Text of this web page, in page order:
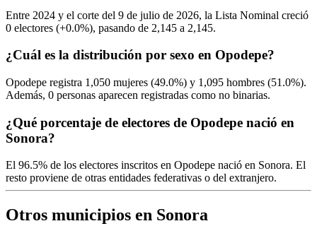
Entre 2024 y el corte del 9 de julio de 2026, la Lista Nominal creció
0 electores (+0.0%), pasando de 2,145 a 2,145.
¿Cuál es la distribución por sexo en Opodepe?
Opodepe registra 1,050 mujeres (49.0%) y 1,095 hombres (51.0%).
Además, 0 personas aparecen registradas como no binarias.
¿Qué porcentaje de electores de Opodepe nació en
Sonora?
El 96.5% de los electores inscritos en Opodepe nació en Sonora. El
resto proviene de otras entidades federativas o del extranjero.
Otros municipios en Sonora